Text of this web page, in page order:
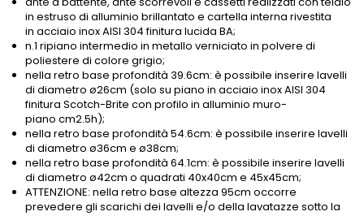
in estruso di alluminio brillantato e cartella interna rivestita
in acciaio inox AISI 304 finitura lucida BA;
n.1 ripiano intermedio in metallo verniciato in polvere di
poliestere di colore grigio;
nella retro base profondità 39.6cm: è possibile inserire lavelli
di diametro ø26cm (solo su piano in acciaio inox AISI 304
finitura Scotch-Brite con profilo in alluminio muro-
piano cm2.5h);
nella retro base profondità 54.6cm: è possibile inserire lavelli
di diametro ø36cm e ø38cm;
nella retro base profondità 64.1cm: è possibile inserire lavelli
di diametro ø42cm o quadrati 40x40cm e 45x45cm;
ATTENZIONE: nella retro base altezza 95cm occorre
prevedere gli scarichi dei lavelli e/o della lavatazze sotto la